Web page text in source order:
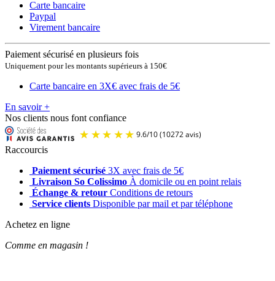
Carte bancaire
Paypal
Virement bancaire
Paiement sécurisé en plusieurs fois
Uniquement pour les montants supérieurs à 150€
Carte bancaire en 3X€ avec frais de 5€
En savoir +
Nos clients nous font confiance
Raccourcis
Paiement sécurisé 3X avec frais de 5€
Livraison So Colissimo À domicile ou en point relais
Échange & retour Conditions de retours
Service clients Disponible par mail et par téléphone
Achetez en ligne
Comme en magasin !